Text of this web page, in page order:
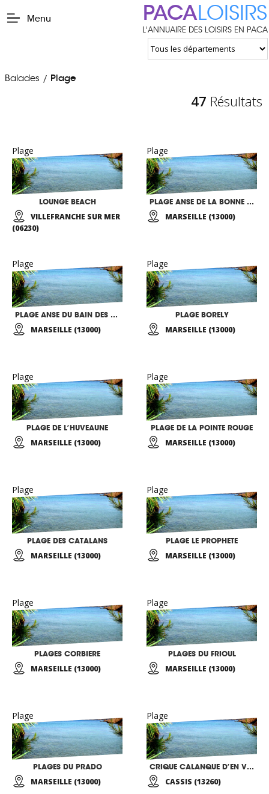
Menu PACALOISIRS
L'ANNUAIRE DES LOISIRS EN PACA
Balades / Plage
47 Résultats
Plage
LOUNGE BEACH
VILLEFRANCHE SUR MER
(06230)
Plage
PLAGE ANSE DE LA BONNE BRISE
MARSEILLE (13000)
Plage
PLAGE ANSE DU BAIN DES DAMES
MARSEILLE (13000)
Plage
PLAGE BORELY
MARSEILLE (13000)
Plage
PLAGE DE L’HUVEAUNE
MARSEILLE (13000)
Plage
PLAGE DE LA POINTE ROUGE
MARSEILLE (13000)
Plage
PLAGE DES CATALANS
MARSEILLE (13000)
Plage
PLAGE LE PROPHETE
MARSEILLE (13000)
Plage
PLAGES CORBIERE
MARSEILLE (13000)
Plage
PLAGES DU FRIOUL
MARSEILLE (13000)
Plage
PLAGES DU PRADO
MARSEILLE (13000)
Plage
CRIQUE CALANQUE D’EN VAU
CASSIS (13260)